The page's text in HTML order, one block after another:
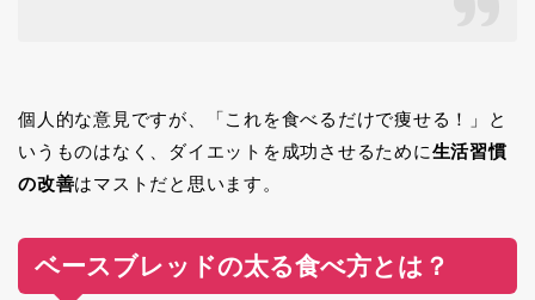
個人的な意見ですが、「これを食べるだけで痩せる！」と
いうものはなく、ダイエットを成功させるために生活習慣
の改善はマストだと思います。
ベースブレッドの太る食べ方とは？